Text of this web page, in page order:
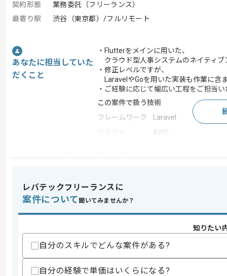
契約形態
業務委託（フリーランス）
最寄り駅
渋谷（東京都）/フルリモート
あなたに担当していた
だくこと
・Flutterをメインに用いた、
クラウド型人事システムのネイティブ
・修正レベルですが、
LaravelやGoを用いた実装も作業に含
・ご経験に応じて幅広い工程をご担当
この案件で扱う技術
フレームワーク
Laravel
AWS
ム
特徴 参画実績あり , 長期プ
スキル
・Flutterを用いた開発経験(1年以上)
レバテックフリーランスに
案件について 聞いてみませんか？
知りたい
自分のスキルでどんな案件がある?
自分の経験で単価はいくらになる?